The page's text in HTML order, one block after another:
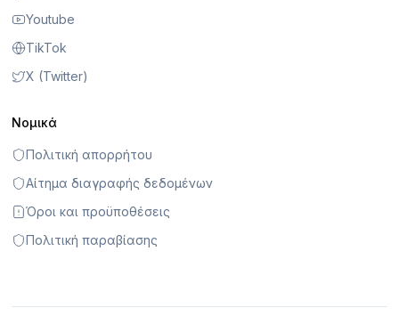
Youtube
TikTok
X (Twitter)
Νομικά
Πολιτική απορρήτου
Αίτημα διαγραφής δεδομένων
Όροι και προϋποθέσεις
Πολιτική παραβίασης